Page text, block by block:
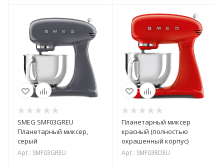
SMEG SMF03GREU
Планетарный миксер,
серый
Арт.: SMF03GREU
Планетарный миксер
красный (полностью
окрашенный корпус)
Арт.: SMF03RDEU